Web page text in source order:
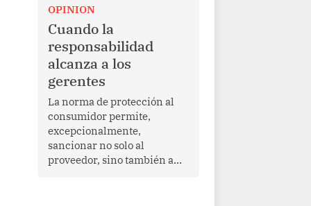
Más allá de su dimensión
religiosa, esta gira
representa una oportunidad
para reafirmar el valor del
diálogo, fortalecer los
vínculos entre los pueblos y
proyectar una imagen de
cooperación en una región
que enfrenta desafíos en
materia de desarrollo,
cohesión social y
gobernabilidad.
OPINION
Cuando la
responsabilidad
alcanza a los
gerentes
La norma de protección al
consumidor permite,
excepcionalmente,
sancionar no solo al
proveedor, sino también a